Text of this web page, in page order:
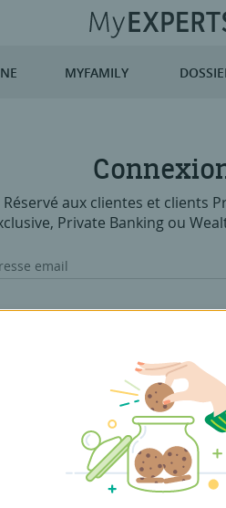
MYFAMILY
Réservé aux clientes et clients
Private Banking ou
email
vous oublié votre mot de passe ?
Restez connecté-e